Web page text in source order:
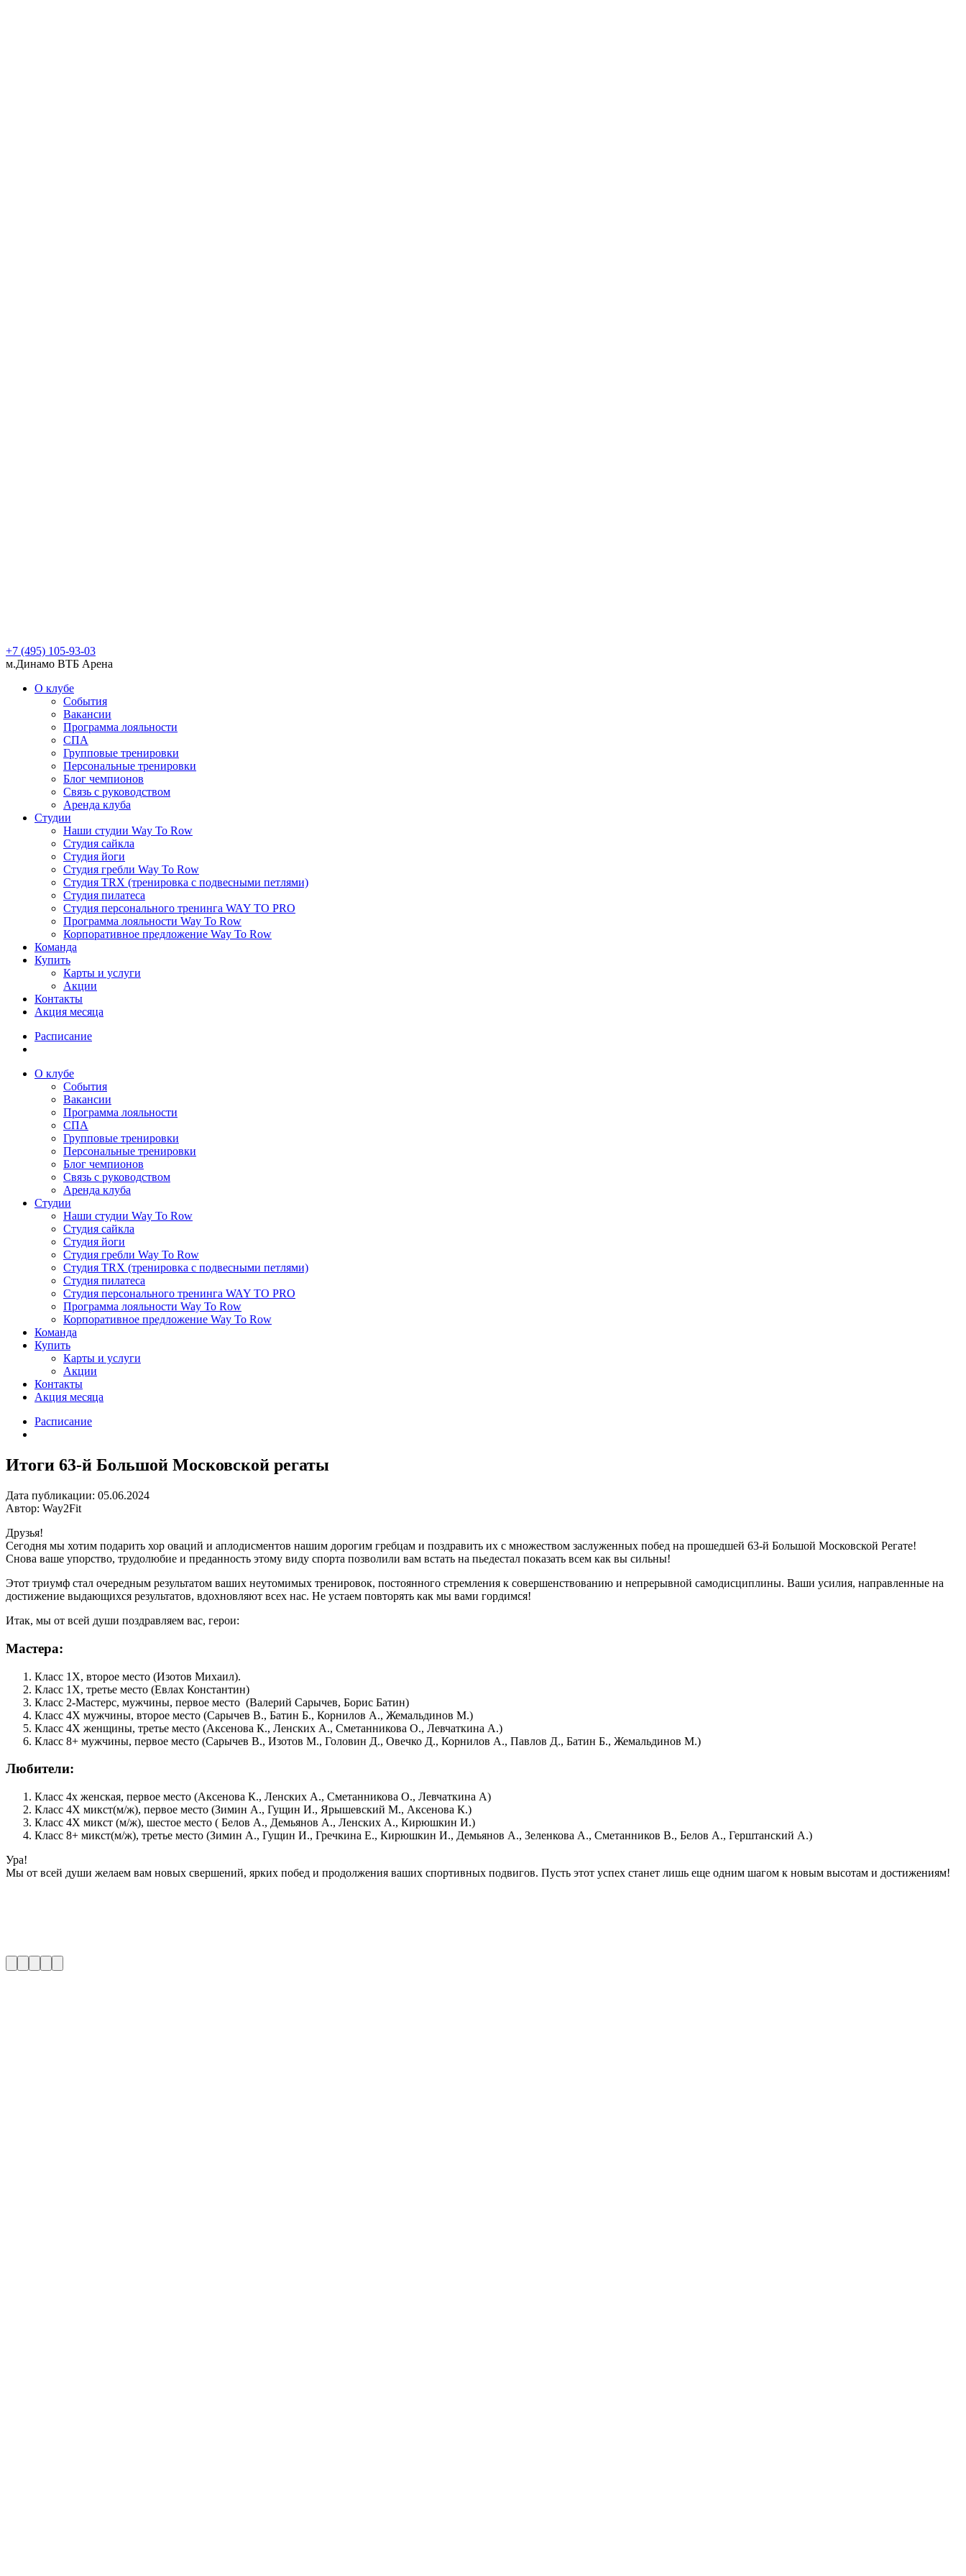
+7 (495) 105-93-03
м.Динамо ВТБ Арена
О клубе
События
Вакансии
Программа лояльности
СПА
Групповые тренировки
Персональные тренировки
Блог чемпионов
Связь с руководством
Аренда клуба
Студии
Наши студии Way To Row
Студия сайкла
Студия йоги
Студия гребли Way To Row
Студия TRX (тренировка с подвесными петлями)
Студия пилатеса
Студия персонального тренинга WAY TO PRO
Программа лояльности Way To Row
Корпоративное предложение Way To Row
Команда
Купить
Карты и услуги
Акции
Контакты
Акция месяца
Расписание
О клубе
События
Вакансии
Программа лояльности
СПА
Групповые тренировки
Персональные тренировки
Блог чемпионов
Связь с руководством
Аренда клуба
Студии
Наши студии Way To Row
Студия сайкла
Студия йоги
Студия гребли Way To Row
Студия TRX (тренировка с подвесными петлями)
Студия пилатеса
Студия персонального тренинга WAY TO PRO
Программа лояльности Way To Row
Корпоративное предложение Way To Row
Команда
Купить
Карты и услуги
Акции
Контакты
Акция месяца
Расписание
Итоги 63-й Большой Московской регаты
Дата публикации: 05.06.2024
Автор: Way2Fit
Друзья!
Сегодня мы хотим подарить хор оваций и аплодисментов нашим дорогим гребцам и поздравить их с множеством заслуженных побед на прошедшей 63-й Большой Московской Регате!
Снова ваше упорство, трудолюбие и преданность этому виду спорта позволили вам встать на пьедестал показать всем как вы сильны!
Этот триумф стал очередным результатом ваших неутомимых тренировок, постоянного стремления к совершенствованию и непрерывной самодисциплины. Ваши усилия, направленные на
достижение выдающихся результатов, вдохновляют всех нас. Не устаем повторять как мы вами гордимся!
Итак, мы от всей души поздравляем вас, герои:
Мастера:
Класс 1X, второе место (Изотов Михаил).
Класс 1X, третье место (Евлах Константин)
Класс 2-Мастерс, мужчины, первое место (Валерий Сарычев, Борис Батин)
Класс 4Х мужчины, второе место (Сарычев В., Батин Б., Корнилов А., Жемальдинов М.)
Класс 4Х женщины, третье место (Аксенова К., Ленских А., Сметанникова О., Левчаткина А.)
Класс 8+ мужчины, первое место (Сарычев В., Изотов М., Головин Д., Овечко Д., Корнилов А., Павлов Д., Батин Б., Жемальдинов М.)
Любители:
Класс 4х женская, первое место (Аксенова К., Ленских А., Сметанникова О., Левчаткина А)
Класс 4Х микст(м/ж), первое место (Зимин А., Гущин И., Ярышевский М., Аксенова К.)
Класс 4Х микст (м/ж), шестое место ( Белов А., Демьянов А., Ленских А., Кирюшкин И.)
Класс 8+ микст(м/ж), третье место (Зимин А., Гущин И., Гречкина Е., Кирюшкин И., Демьянов А., Зеленкова А., Сметанников В., Белов А., Герштанский А.)
Ура!
Мы от всей души желаем вам новых свершений, ярких побед и продолжения ваших спортивных подвигов. Пусть этот успех станет лишь еще одним шагом к новым высотам и достижениям!